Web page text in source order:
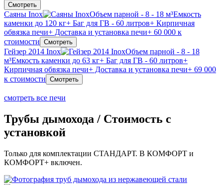
Смотреть
Саяны Inox Объем парной - 8 - 18 м³Емкость
каменки до 120 кг+ Баг для ГВ - 60 литров+ Кирпичная
обвязка печи+ Доставка и установка печи+ 60 000 к
стоимости Смотреть
Гейзер 2014 Inox
Объем парной - 8 - 18
м³Емкость каменки до 63 кг+ Баг для ГВ - 60 литров+
Кирпичная обвязка печи+ Доставка и установка печи+ 69 000
к стоимости Смотреть
смотреть все печи
Трубы дымохода / Стоимость с
установкой
Только для комплектации СТАНДАРТ. В КОМФОРТ и
КОМФОРТ+ включен.